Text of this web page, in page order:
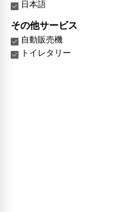
日本語
その他サービス
自動販売機
トイレタリー